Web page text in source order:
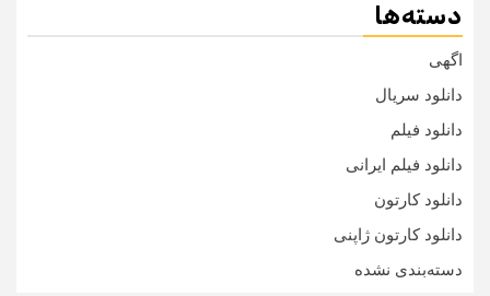
دسته‌ها
اگهی
دانلود سریال
دانلود فیلم
دانلود فیلم ایرانی
دانلود کارتون
دانلود کارتون ژاپنی
دسته‌بندی نشده